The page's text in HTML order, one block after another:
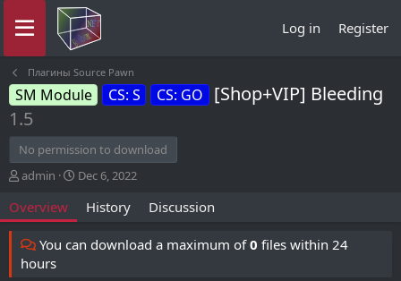
Log in Register
Плагины Source Pawn
SM Module CS: S CS: GO
[Shop+VIP] Bleeding
1.5
No permission to download
A
t
h
o
r
admin
C
t
Dec 6, 2022
Overview History Discussion
You can download a maximum of0 files within 24
hours